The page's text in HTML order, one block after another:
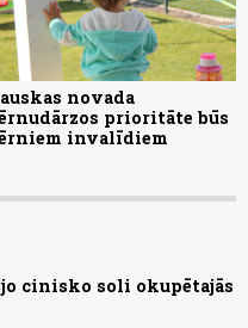
novada
prioritāte būs
invalīdiem
cinisko soli okupētajās